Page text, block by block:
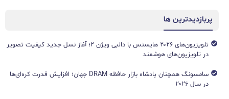
پربازدیدترین ها
تلویزیون‌های ۲۰۲۶ هایسنس با دالبی ویژن ۲؛ آغاز نسل جدید کیفیت تصویر
در تلویزیون‌های هوشمند
سامسونگ همچنان پادشاه بازار حافظه DRAM جهان؛ افزایش قدرت کره‌ای‌ها
در سال ۲۰۲۶